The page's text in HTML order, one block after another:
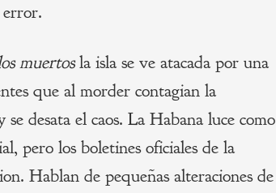
error.
muertosla isla se ve atacada por una
que al morder contagian la
desata el caos. La Habana luce como
pero los boletines oficiales de la
Hablan de pequeñas alteraciones de